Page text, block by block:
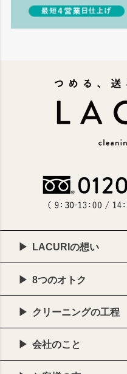
LACURIの想い
8つのオトク
クリーニングの工程
会社のこと